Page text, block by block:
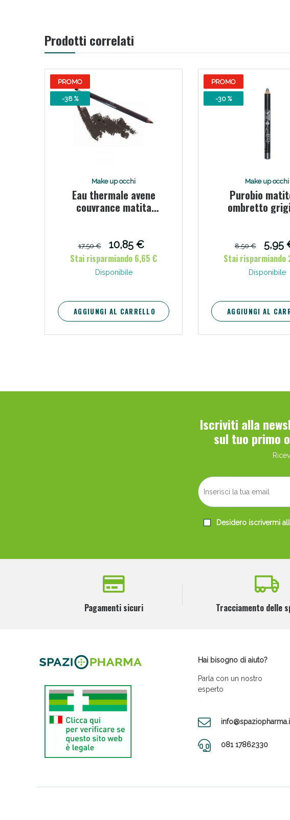
Prodotti correlati
PROMO
-38 %
Make up occhi
Eau thermale avene
couvrance matita
17,50 €
10,85 €
Stai risparmiando 6,65 €
Disponibile
AGGIUNGI AL CARRELLO
PROMO
-30 %
Make up occhi
Purobio
ombretto
8,50 €
5,95
Stai risparmiando
Disponibile
AGGIUNGI AL
Iscriviti alla
sul tuo primo
Desidero iscrivermi
Pagamenti sicuri Tracciamento delle
Hai bisogno di aiuto?
Parla con un nostro
esperto
081 17862330